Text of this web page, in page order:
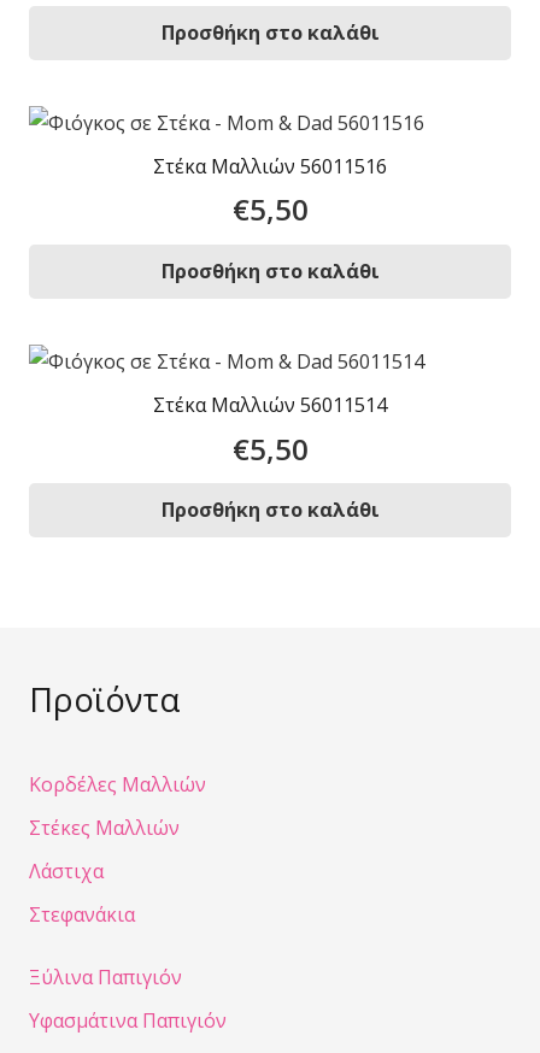
Προσθήκη στο καλάθι
Στέκα Μαλλιών 56011516
€5,50
Προσθήκη στο καλάθι
Στέκα Μαλλιών 56011514
€5,50
Προσθήκη στο καλάθι
Προϊόντα
Κορδέλες Μαλλιών
Στέκες Μαλλιών
Λάστιχα
Στεφανάκια
Ξύλινα Παπιγιόν
Υφασμάτινα Παπιγιόν